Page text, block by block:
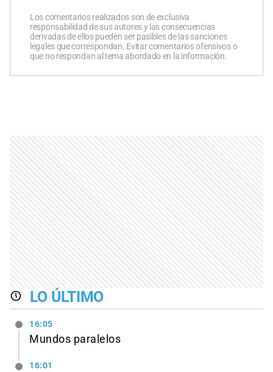
Los comentarios realizados son de exclusiva
responsabilidad de sus autores y las consecuencias
derivadas de ellos pueden ser pasibles de las sanciones
legales que correspondan. Evitar comentarios ofensivos o
que no respondan al tema abordado en la información.
LO ÚLTIMO
16:05
Mundos paralelos
16:01